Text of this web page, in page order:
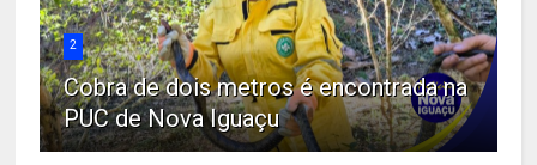
2
Cobra de dois metros é encontrada na
PUC de Nova Iguaçu